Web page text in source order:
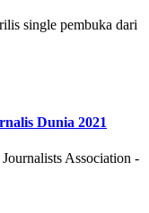
single pembuka dari
Dunia 2021
Association -